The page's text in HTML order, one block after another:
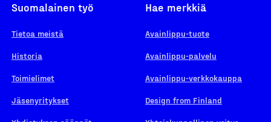
Suomalainen työ
Tietoa meistä
Historia
Toimielimet
Jäsenyritykset
Hae merkkiä
Avainlippu-tuote
Avainlippu-palvelu
Avainlippu-verkkokauppa
Design from Finland